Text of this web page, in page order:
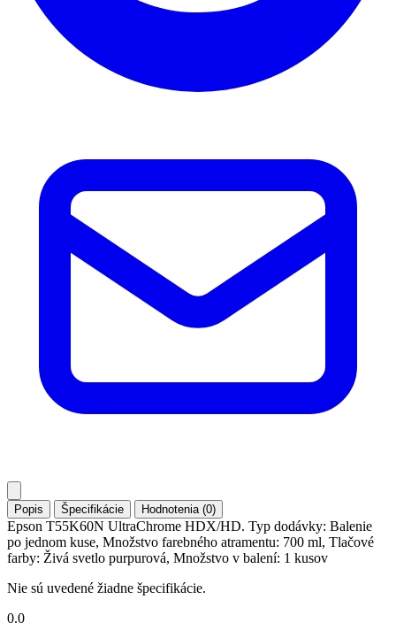
Popis Špecifikácie Hodnotenia (0)
Epson T55K60N UltraChrome HDX/HD. Typ dodávky: Balenie
po jednom kuse, Množstvo farebného atramentu: 700 ml, Tlačové
farby: Živá svetlo purpurová, Množstvo v balení: 1 kusov
Nie sú uvedené žiadne špecifikácie.
0.0